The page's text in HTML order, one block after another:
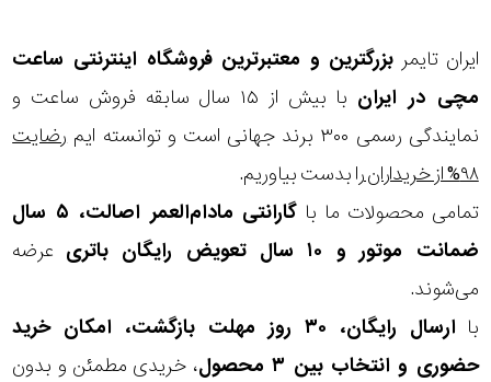
ایران تایمر بزرگترین و معتبرترین فروشگاه اینترنتی ساعت
مچی در ایران
با بیش از ۱۵ سال سابقه فروش ساعت و
نمایندگی رسمی ۳۰۰ برند جهانی است و توانسته ایم
رضایت
۹۸% از خریداران
را بدست بیاوریم.
تمامی محصولات ما با
گارانتی مادام‌العمر اصالت، ۵ سال
ضمانت موتور و ۱۰ سال تعویض رایگان باتری
عرضه
می‌شوند.
با
ارسال رایگان، ۳۰ روز مهلت بازگشت، امکان خرید
حضوری و انتخاب بین ۳ محصول
، خریدی مطمئن و بدون